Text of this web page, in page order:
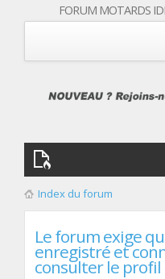
FORUM MOTARDS
Qui sommes nous
Les membres
Index du forum
Le forum exige
enregistré et
consulter le